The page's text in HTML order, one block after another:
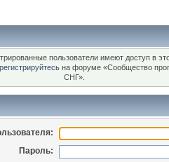
пользователи имеют доступ в
на форуме «Сообщество
СНГ».
Пароль: